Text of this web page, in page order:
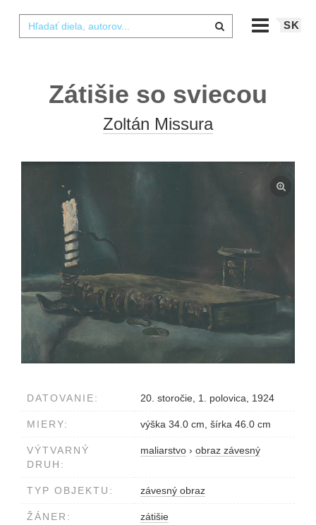
SK
Zátišie so sviecou
Zoltán Missura
DATOVANIE: 20. storočie, 1. polovica, 1924
MIERY: výška 34.0 cm, šírka 46.0 cm
VÝTVARNÝ
DRUH:
maliarstvo › obraz závesný
TYP OBJEKTU: závesný obraz
ŽÁNER: zátišie